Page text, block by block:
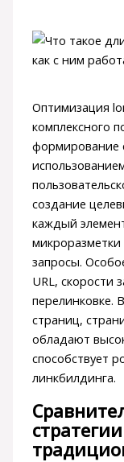
Оптимизация
комплексного
формирование
создание
каждый
запросы.
URL, скорости
перелинковке.
страниц,
обладают
способствует
линкбилдинга.